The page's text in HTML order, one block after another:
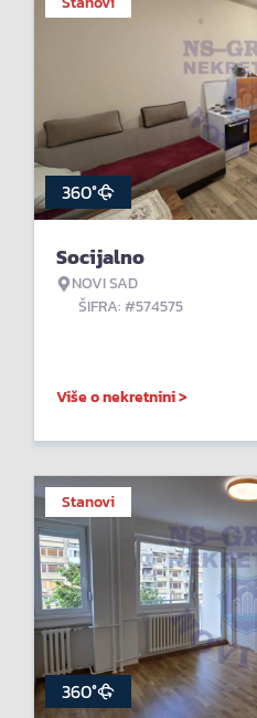
360°
Socijalno
NOVI SAD
ŠIFRA: #574575
Više o nekretnini >
Stanovi
360°